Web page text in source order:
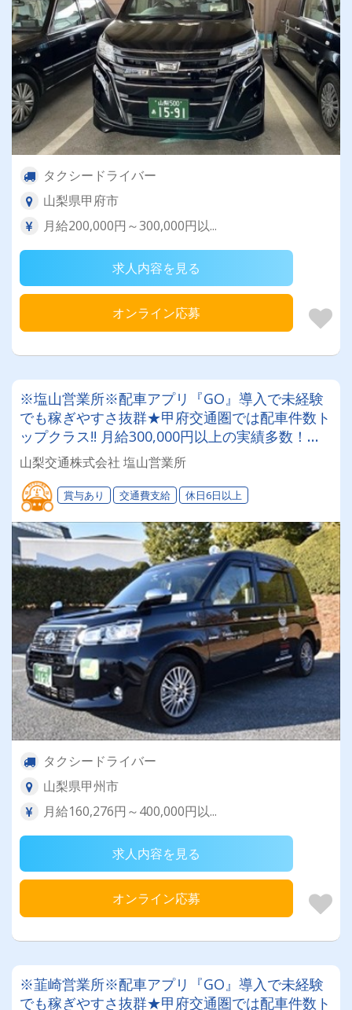
タクシードライバー
山梨県甲府市
月給200,000円～300,000円以...
求人内容を見る
オンライン応募
※塩山営業所※配車アプリ『GO』導入で未経験
でも稼ぎやすさ抜群★甲府交通圏では配車件数ト
ップクラス!! 月給300,000円以上の実績多数！タ
クシードライバー挑戦してみませんか？
山梨交通株式会社 塩山営業所
賞与あり 交通費支給 休日6日以上
タクシードライバー
山梨県甲州市
月給160,276円～400,000円以...
求人内容を見る
オンライン応募
※韮崎営業所※配車アプリ『GO』導入で未経験
でも稼ぎやすさ抜群★甲府交通圏では配車件数ト